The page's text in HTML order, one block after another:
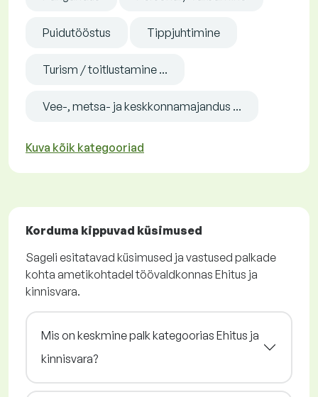
Puidutööstus Tippjuhtimine
Turism / toitlustamine ...
Vee-, metsa- ja keskkonnamajandus ...
Kuva kõik kategooriad
Korduma kippuvad küsimused
Sageli esitatavad küsimused ja vastused palkade
kohta ametikohtadel töövaldkonnas Ehitus ja
kinnisvara.
Mis on keskmine palk kategoorias Ehitus ja
kinnisvara?